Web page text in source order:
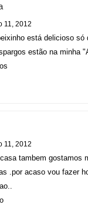
11, 2012
está delicioso só
estão na minha
11, 2012
tambem gostamos
.por acaso vou fazer